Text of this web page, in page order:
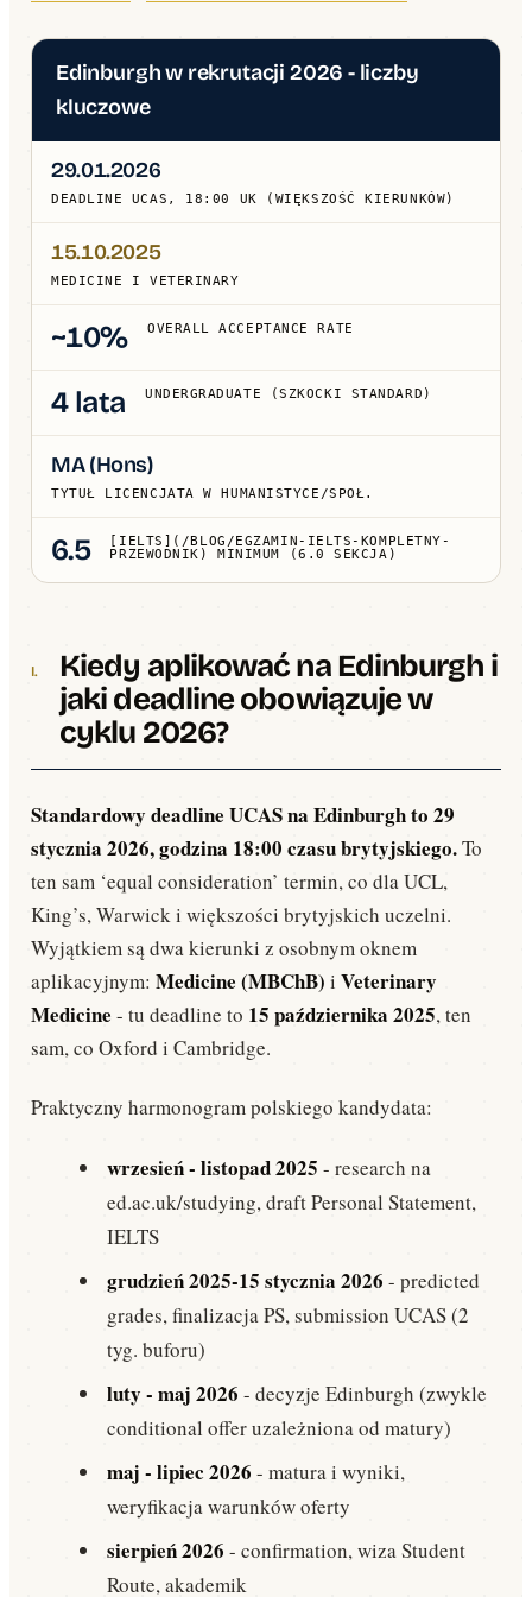
Aplikacje · 15 min · 16 771 wyświetleń — od założenia konta, przez essay, po
Need-blind vs Need-aware dla Polaków
Stypendia · 10 min · 9 432 wyświetleń — jak polityka finansowa uczelni wpływa na
Edinburgh w rekrutacji 2026 - liczby
kluczowe
29.01.2026
DEADLINE UCAS, 18:00 UK (WIĘKSZOŚĆ KIERUNKÓW)
15.10.2025
MEDICINE I VETERINARY
~10% OVERALL ACCEPTANCE RATE
4 lata UNDERGRADUATE (SZKOCKI STANDARD)
MA (Hons)
TYTUŁ LICENCJATA W HUMANISTYCE/SPOŁ.
6.5
[IELTS](/BLOG/EGZAMIN-IELTS-KOMPLETNY-
PRZEWODNIK) MINIMUM (6.0 SEKCJA)
Kiedy aplikować na Edinburgh i
jaki deadline obowiązuje w
cyklu 2026?
Standardowy deadline UCAS na Edinburgh to 29
stycznia 2026, godzina 18:00 czasu brytyjskiego.To
ten sam ‘equal consideration’ termin, co dla UCL,
King’s, Warwick i większości brytyjskich uczelni.
Wyjątkiem są dwa kierunki z osobnym oknem
aplikacyjnym: Medicine (MBChB) i Veterinary
Medicine - tu deadline to 15 października 2025, ten
sam, co Oxford i Cambridge.
Praktyczny harmonogram polskiego kandydata:
wrzesień - listopad 2025 - research na
ed.ac.uk/studying, draft Personal Statement,
IELTS
grudzień 2025-15 stycznia 2026 - predicted
grades, finalizacja PS, submission UCAS (2
tyg. buforu)
luty - maj 2026 - decyzje Edinburgh (zwykle
conditional offer uzależniona od matury)
maj - lipiec 2026 - matura i wyniki,
weryfikacja warunków oferty
sierpień 2026 - confirmation, wiza Student
Route, akademik